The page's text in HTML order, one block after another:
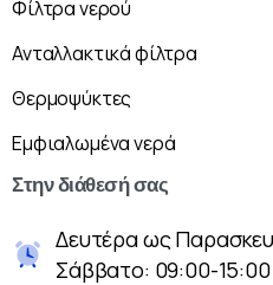
Φίλτρα νερού
Ανταλλακτικά φίλτρα
Θερμοψύκτες
Εμφιαλωμένα νερά
Στηνδιάθεσήσας
Δευτέρα ως
Σάββατο: 09:00-15:00